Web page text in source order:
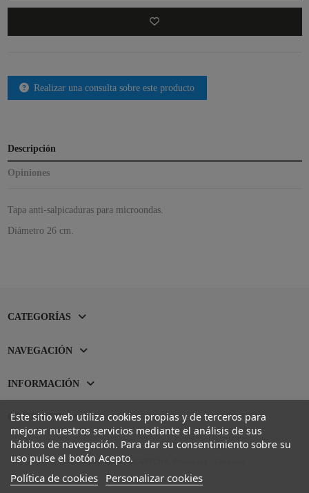
Realizar una consulta sobre este producto
Descripción
Opiniones
Tapa anti-salpicaduras para microondas.
Diámetro 26 cm.
CATEGORÍAS
NAVEGACIÓN
INFORMACIÓN
CONTACTO
Este sitio web utiliza cookies propias y de terceros para
mejorar nuestros servicios mediante el análisis de sus
hábitos de navegación. Para dar su consentimiento sobre su
uso pulse el botón Acepto.
Política de cookies Personalizar cookies
Sitio protegido por reCAPTCHA.